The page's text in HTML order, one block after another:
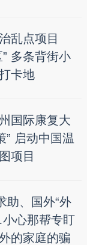
乱点项目
多条背街小
卡地
国际康复大
” 启动中国温
项目
助、国外“外
心那帮专盯
的家庭的骗